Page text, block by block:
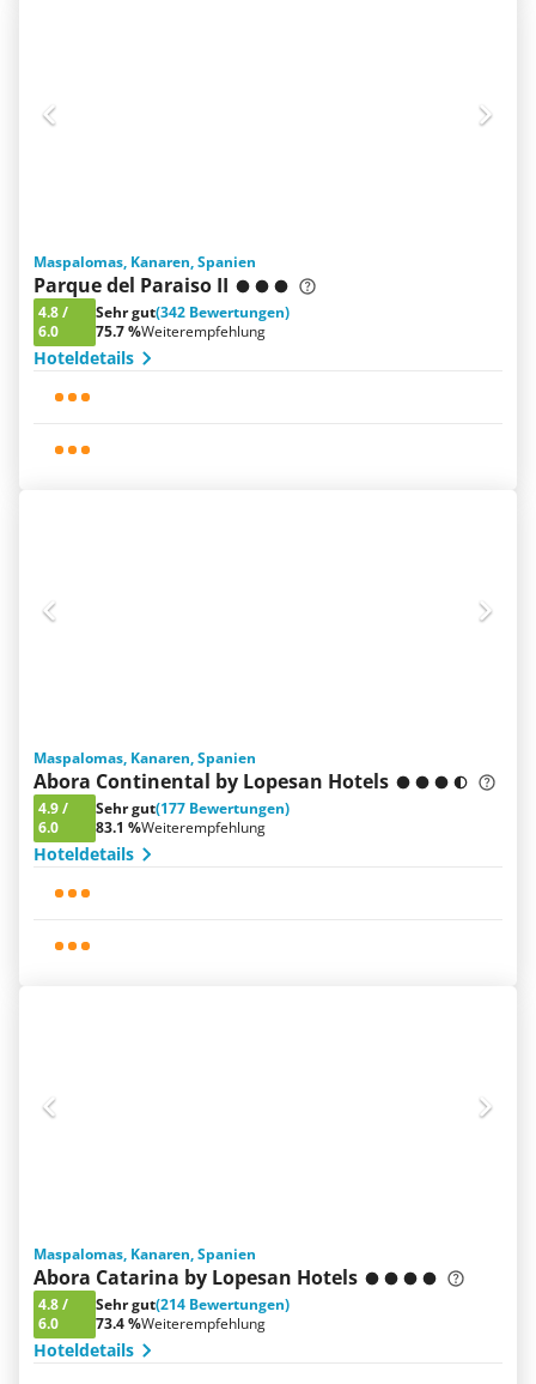
Maspalomas, Kanaren, Spanien
Parque del Paraiso II
4.8/
6.0
Sehr gut(342 Bewertungen)
75.7 %Weiterempfehlung
Hoteldetails
Maspalomas, Kanaren, Spanien
Abora Continental by Lopesan Hotels
4.9/
6.0
Sehr gut(177 Bewertungen)
83.1 %Weiterempfehlung
Hoteldetails
Maspalomas, Kanaren, Spanien
Abora Catarina by Lopesan Hotels
4.8/
6.0
Sehr gut(214 Bewertungen)
73.4 %Weiterempfehlung
Hoteldetails